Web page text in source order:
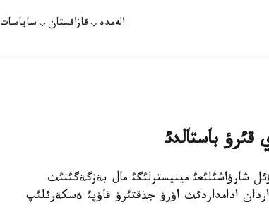
الەمدە قازاقستان ساياسات
قئرؤ باستالدئ
نيدةرلاندئ اؤئل شارؤاشئلئعئ مينيسترلئگئ مال بةزگةگئنئث
ادامداردئث اؤرؤ جذقتئرؤ قاؤپئ ةسكةرئلئپ